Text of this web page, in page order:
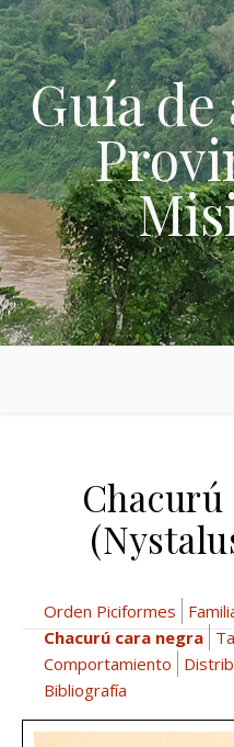
Skip to content
Guía de
Orden Piciformes
Chacurú cara negra
Comportamiento
Bibliografía